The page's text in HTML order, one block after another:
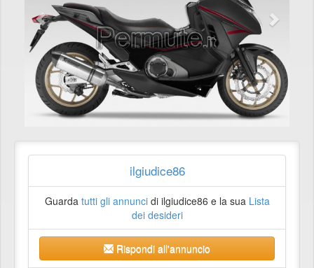
ilgiudice86
Guarda tutti gli annuncidi ilgiudice86 e la sua Lista
dei desideri
Rispondi all'annuncio